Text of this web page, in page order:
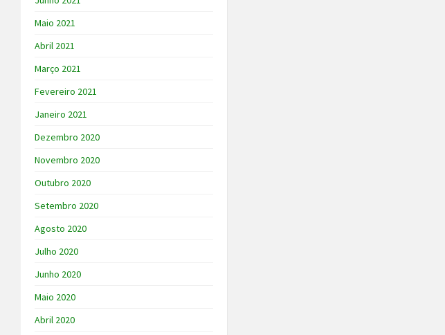
Maio 2021
Abril 2021
Março 2021
Fevereiro 2021
Janeiro 2021
Dezembro 2020
Novembro 2020
Outubro 2020
Setembro 2020
Agosto 2020
Julho 2020
Junho 2020
Maio 2020
Abril 2020